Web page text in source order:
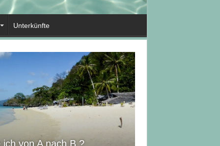
Unterkünfte
von A nach B ?
Packliste –